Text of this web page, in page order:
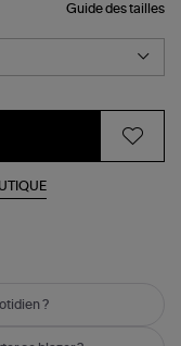
Guide des tailles
?